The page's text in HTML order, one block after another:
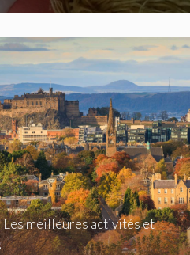
Les meilleures activités et